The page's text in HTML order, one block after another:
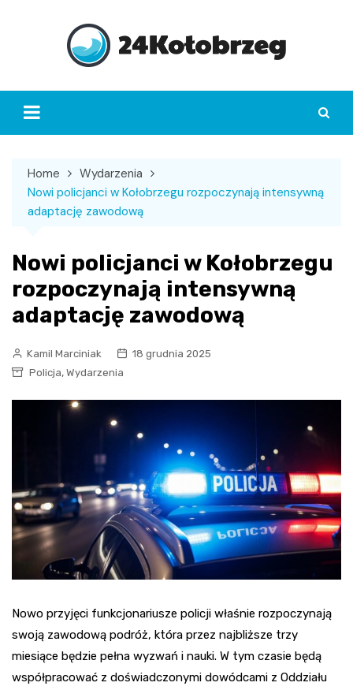
Home
Wydarzenia
Nowi policjanci w Kołobrzegu rozpoczynają intensywną
adaptację zawodową
Nowi policjanci w Kołobrzegu
rozpoczynają intensywną
adaptację zawodową
Kamil Marciniak
18 grudnia 2025
Policja, Wydarzenia
Nowo przyjęci funkcjonariusze policji właśnie rozpoczynają
swoją zawodową podróż, która przez najbliższe trzy
miesiące będzie pełna wyzwań i nauki. W tym czasie będą
współpracować z doświadczonymi dowódcami z Oddziału